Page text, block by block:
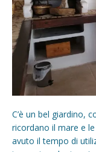
C’è un bel giardino,
ricordano il mare e
avuto il tempo di